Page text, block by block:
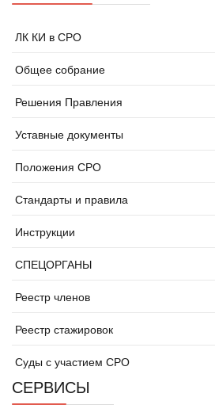
ЛК КИ в СРО
Общее собрание
Решения Правления
Уставные документы
Положения СРО
Стандарты и правила
Инструкции
СПЕЦОРГАНЫ
Реестр членов
Реестр стажировок
Суды с участием СРО
СЕРВИСЫ